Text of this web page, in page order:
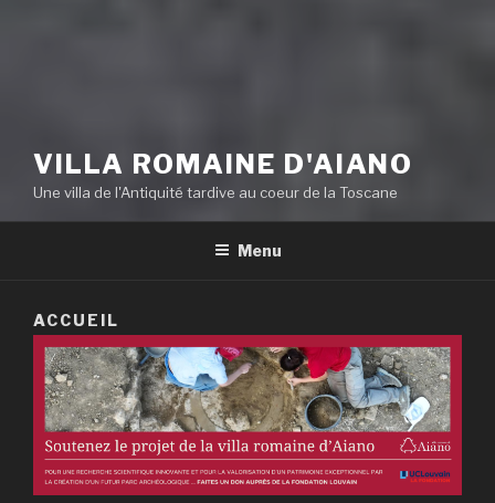
VILLA ROMAINE D'AIANO
Une villa de l'Antiquité tardive au coeur de la Toscane
Menu
ACCUEIL